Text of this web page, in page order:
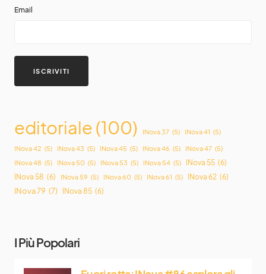
Email
editoriale(100) INova 37 (5) INova 41 (5)
INova 42 (5) INova 43 (5) INova 45 (5) INova 46 (5) INova 47 (5)
INova 48 (5) INova 50 (5) INova 53 (5) INova 54 (5) INova 55 (6)
INova 58 (6) INova 59 (5) INova 60 (5) INova 61 (5) INova 62 (6)
INova 79 (7) INova 85 (6)
I Più Popolari